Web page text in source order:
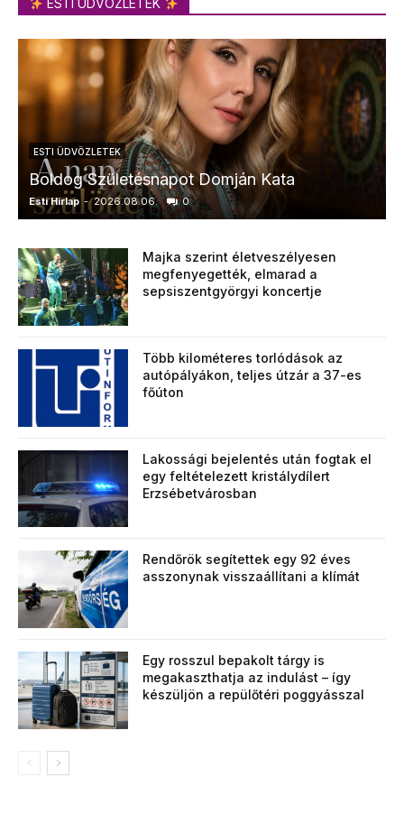
ESTI ÜDVÖZLETEK
ESTI ÜDVÖZLETEK
Boldog Születésnapot Domján Kata
Esti Hírlap - 2026.08.06. 0
Majka szerint életveszélyesen
megfenyegették, elmarad a
sepsiszentgyörgyi koncertje
Több kilométeres torlódások az
autópályákon, teljes útzár a 37-es
főúton
Lakossági bejelentés után fogtak el
egy feltételezett kristálydílert
Erzsébetvárosban
Rendőrök segítettek egy 92 éves
asszonynak visszaállítani a klímát
Egy rosszul bepakolt tárgy is
megakaszthatja az indulást – így
készüljön a repülőtéri poggyásszal